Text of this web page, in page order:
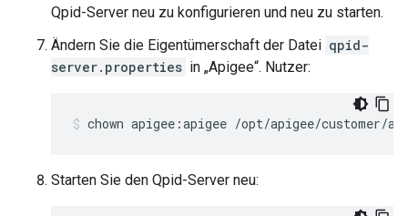
Qpid-Server neu zu konfigurieren und neu zu starten.
Ändern Sie die Eigentümerschaft der Datei qpid-
server.properties in „Apigee“. Nutzer:
chown apigee:apigee /opt/apigee/customer/
Starten Sie den Qpid-Server neu: